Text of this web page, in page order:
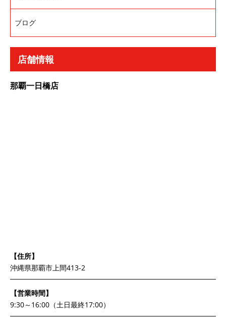
ブログ
店舗情報
那覇一日橋店
【住所】
沖縄県那覇市上間413-2
【営業時間】
9:30～16:00（土日最終17:00）